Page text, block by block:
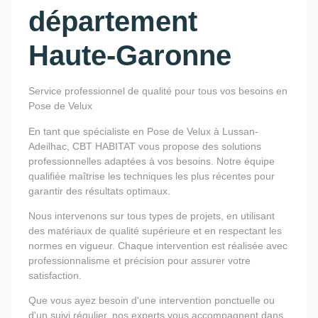
département
Haute-Garonne
Service professionnel de qualité pour tous vos besoins en
Pose de Velux
En tant que spécialiste en Pose de Velux à Lussan-
Adeilhac, CBT HABITAT vous propose des solutions
professionnelles adaptées à vos besoins. Notre équipe
qualifiée maîtrise les techniques les plus récentes pour
garantir des résultats optimaux.
Nous intervenons sur tous types de projets, en utilisant
des matériaux de qualité supérieure et en respectant les
normes en vigueur. Chaque intervention est réalisée avec
professionnalisme et précision pour assurer votre
satisfaction.
Que vous ayez besoin d'une intervention ponctuelle ou
d'un suivi régulier, nos experts vous accompagnent dans